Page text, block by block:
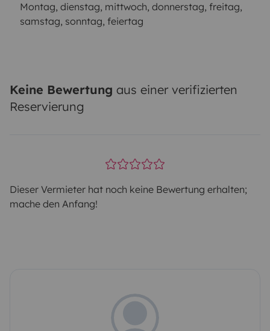
Montag, dienstag, mittwoch, donnerstag, freitag,
samstag, sonntag, feiertag
Keine Bewertung aus einer verifizierten
Reservierung
Dieser Vermieter hat noch keine Bewertung erhalten;
mache den Anfang!